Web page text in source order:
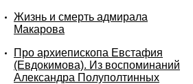
Жизнь и смерть адмирала
Макарова
Про архиепископа Евстафия
(Евдокимова). Из воспоминаний
Александра Полуполтинных